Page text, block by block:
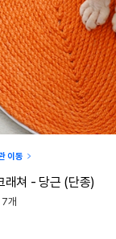
이동
래쳐 - 당근 (단종)
개